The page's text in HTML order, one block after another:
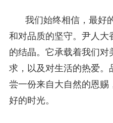
我们始终相信，最好
和对品质的坚守。尹人大
的结晶。它承载着我们对
求，以及对生活的热爱。
尝一份来自大自然的恩赐
好的时光。